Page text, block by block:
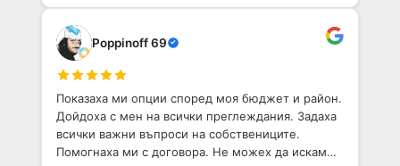
Poppinoff 69
Показаха ми опции според моя бюджет и район.
Дойдоха с мен на всички преглеждания. Задаха
всички важни въпроси на собствениците.
Помогнаха ми с договора. Не можех да искам